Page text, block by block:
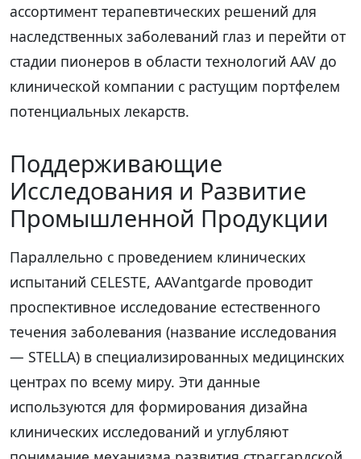
ассортимент терапевтических решений для
наследственных заболеваний глаз и перейти от
стадии пионеров в области технологий AAV до
клинической компании с растущим портфелем
потенциальных лекарств.
Поддерживающие
Исследования и Развитие
Промышленной Продукции
Параллельно с проведением клинических
испытаний CELESTE, AAVantgarde проводит
проспективное исследование естественного
течения заболевания (название исследования
— STELLA) в специализированных медицинских
центрах по всему миру. Эти данные
используются для формирования дизайна
клинических исследований и углубляют